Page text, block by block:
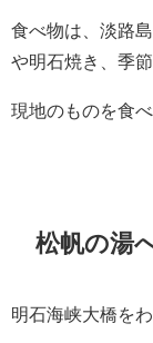
食べ物は、淡路
や明石焼き、季
現地のものを食
松帆の湯
明石海峡大橋を